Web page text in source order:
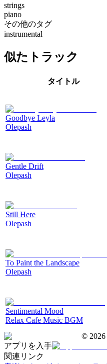
strings
piano
その他のタグ
instrumental
似たトラック
タイトル
Goodbye Leyla
Olepash
Gentle Drift
Olepash
Still Here
Olepash
To Paint the Landscape
Olepash
Sentimental Mood
Relax Cafe Music BGM
© 2026
アプリを入手
関連リンク